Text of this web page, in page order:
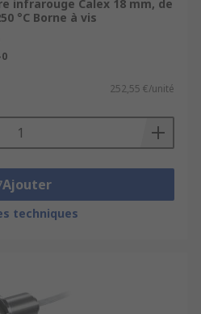
infrarouge Calex 18 mm, de
°C Borne à vis
252,55 €/unité
Ajouter
techniques